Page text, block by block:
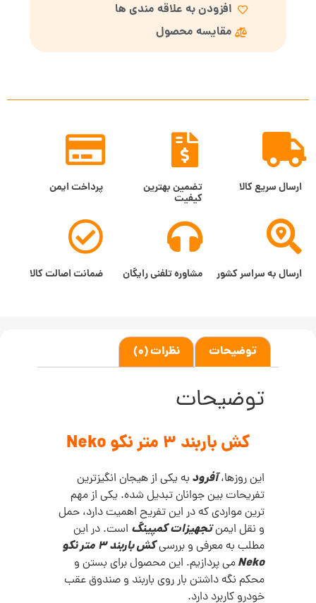
افزودن به علاقه مندی ها
مقایسه محصول
ارسال سریع کالا تضمین بهترین
کیفیت
پرداخت ایمن
ارسال به سراسر کشور مشاوره تلفنی رایگان ضمانت اصالت کالا
توضیحات نظرات (0)
توضیحات
کش باربند 3 متر نکو Neko
این روزها،آفرود به یکی از هیجان انگیزترین
تفریحات بین جوانان تبدیل شده. یکی از مهم
ترین مواردی که در این تفریح اهمیت دارد، حمل
و نقل ایمنتجهیزات کمپینگ است. در این
مطلب به معرفی و بررسی
کش باربند 3 متر نکو
Nekoمی پردازیم. این محصول برای بستن و
محکم نگه داشتن بار روی باربند و صندوق عقب
خودرو کاربرد دارد.